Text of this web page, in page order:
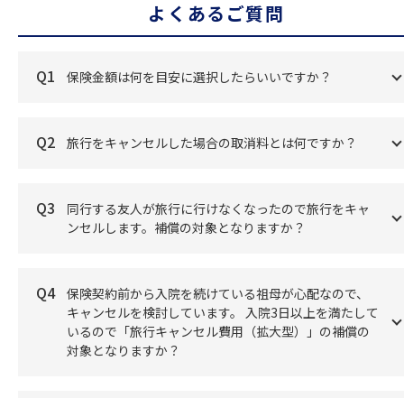
よくあるご質問
Q1 保険金額は何を目安に選択したらいいですか？
Q2 旅行をキャンセルした場合の取消料とは何ですか？
Q3
同行する友人が旅行に行けなくなったので旅行をキャ
ンセルします。補償の対象となりますか？
Q4
保険契約前から入院を続けている祖母が心配なので、
キャンセルを検討しています。 入院3日以上を満たして
いるので「旅行キャンセル費用（拡大型）」の補償の
対象となりますか？